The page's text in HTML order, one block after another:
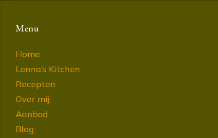
Menu
Home
Lenna’s Kitchen
Recepten
Over mij
Aanbod
Blog